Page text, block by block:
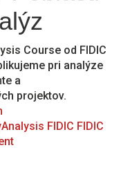
Course od FIDIC
pri analýze
a
projektov.
FIDIC FIDIC